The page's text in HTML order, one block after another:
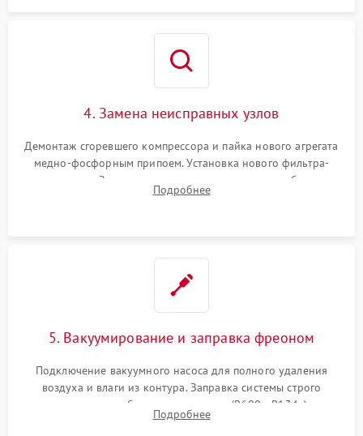
4. Замена неисправных узлов
Демонтаж сгоревшего компрессора и пайка нового агрегата
медно-фосфорным припоем. Установка нового фильтра-
осушителя. Замена изношенных вентиляторов обдува,
сломанных заслонок или поврежденных дверных петель.
Подробнее
5. Вакуумирование и заправка фреоном
Подключение вакуумного насоса для полного удаления
воздуха и влаги из контура. Заправка системы строго
дозированным объемом хладагента (R600a, R134a) по
электронным весам. Контроль рабочего давления в системе.
Подробнее